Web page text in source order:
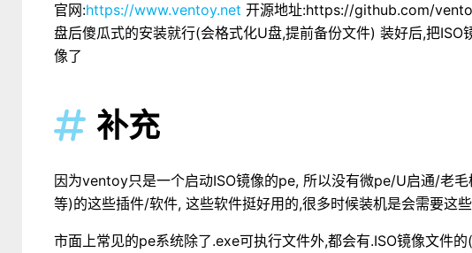
官网:https://www.ventoy.net 开源地址:https://github.com/
盘后傻瓜式的安装就行(会格式化U盘,提前备份文件) 装好后,把
像了
 补充
因为ventoy只是一个启动ISO镜像的pe, 所以没有微pe/U启通/老
等)的这些插件/软件, 这些软件挺好用的,很多时候装机是会需要这
市面上常见的pe系统除了.exe可执行文件外,都会有.ISO镜像文件